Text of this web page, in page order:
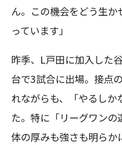
ん。この機会をどう生か
っています」
昨季、L戸田に加入した
台で3試合に出場。接点
れながらも、「やるしか
た。特に「リーグワンの
体の厚みも強さも明らか